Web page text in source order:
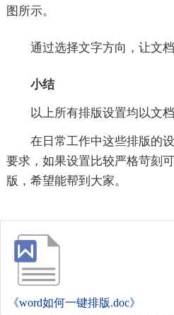
图所示。
通过选择文字方向，让文
小结
以上所有排版设置均以文
在日常工作中这些排版的
要求，如果设置比较严格苛刻
版，希望能帮到大家。
《word如何一键排版.doc》